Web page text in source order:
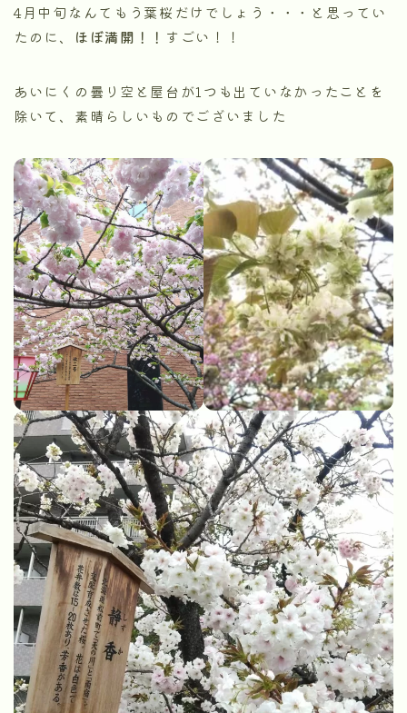
4月中旬なんてもう葉桜だけでしょう・・・と思ってい
たのに、 ほぼ満開！！ すごい！！
あいにくの曇り空と屋台が1つも出ていなかったことを
除いて、素晴らしいものでございました